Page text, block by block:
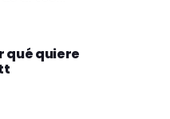
qué quiere